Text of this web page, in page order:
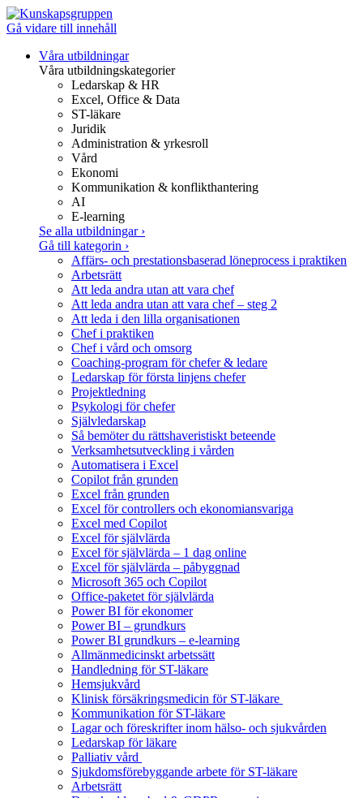
Gå vidare till innehåll
Våra utbildningar
Våra utbildningskategorier
Ledarskap & HR
Excel, Office & Data
ST-läkare
Juridik
Administration & yrkesroll
Vård
Ekonomi
Kommunikation & konflikthantering
AI
E-learning
Se alla utbildningar ›
Gå till kategorin ›
Affärs- och prestationsbaserad löneprocess i praktiken
Arbetsrätt
Att leda andra utan att vara chef
Att leda andra utan att vara chef – steg 2
Att leda i den lilla organisationen
Chef i praktiken
Chef i vård och omsorg
Coaching-program för chefer & ledare
Ledarskap för första linjens chefer
Projektledning
Psykologi för chefer
Självledarskap
Så bemöter du rättshaveristiskt beteende
Verksamhetsutveckling i vården
Automatisera i Excel
Copilot från grunden
Excel från grunden
Excel för controllers och ekonomiansvariga
Excel med Copilot
Excel för självlärda
Excel för självlärda – 1 dag online
Excel för självlärda – påbyggnad
Microsoft 365 och Copilot
Office-paketet för självlärda
Power BI för ekonomer
Power BI – grundkurs
Power BI grundkurs – e-learning
Allmänmedicinskt arbetssätt
Handledning för ST-läkare
Hemsjukvård
Klinisk försäkringsmedicin för ST-läkare
Kommunikation för ST-läkare
Lagar och föreskrifter inom hälso- och sjukvården
Ledarskap för läkare
Palliativ vård
Sjukdomsförebyggande arbete för ST-läkare
Arbetsrätt